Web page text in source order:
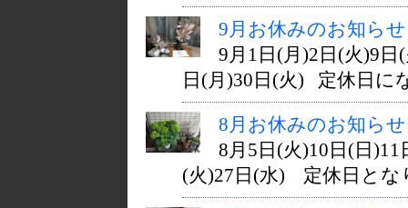
9月お休みのお知らせ
9月1日(月)2日(火)9日
日(月)30日(火) 定休日に
8月お休みのお知らせ
8月5日(火)10日(日
(火)27日(水) 定休日とな